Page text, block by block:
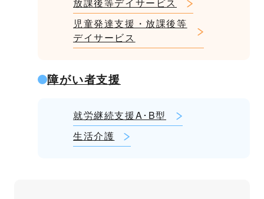
児童発達支援・放課後等
デイサービス
障がい者支援
就労継続支援A･B型
生活介護